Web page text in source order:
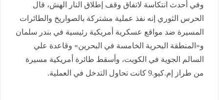
وفي أحدث انتكاسة لاتفاق وقف إطلاق النار الهش، قال
الحرس الثوري إنه نفذ عملية مشتركة بالصواريخ والطائرات
المسيرة ضد مواقع عسكرية أمريكية رئيسية في بندر سلمان
و«المنطقة البحرية الخامسة في البحرين» وقاعدة علي
السالم الجوية في الكويت، ‌وأسقط طائرة أمريكية مسيرة
من طراز إم.كيو.9 كانت تحاول التدخل في العملية.